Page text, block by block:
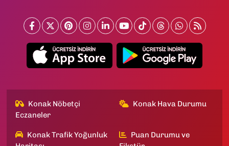
Konak Nöbetçi
Eczaneler
Konak Hava Durumu
Konak Trafik Yoğunluk
Puan Durumu ve